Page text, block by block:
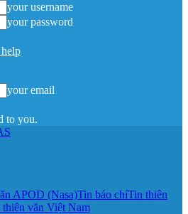
your username
your password
your email
to you.
APOD (Nasa)Tin báo chíTin thiên
thiên văn Việt Nam